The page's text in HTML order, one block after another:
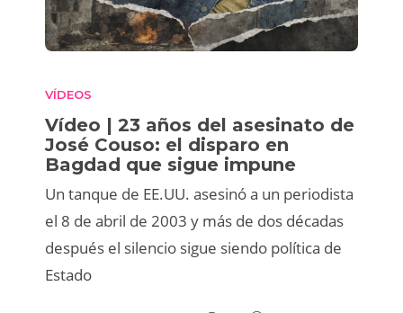
VÍDEOS
Vídeo | 23 años del asesinato de
José Couso: el disparo en
Bagdad que sigue impune
Un tanque de EE.UU. asesinó a un periodista
el 8 de abril de 2003 y más de dos décadas
después el silencio sigue siendo política de
Estado